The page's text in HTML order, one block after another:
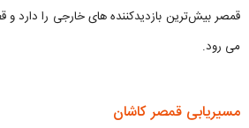
قمصر بیش‌ترین بازدیدکننده های خارجی را دارد
می رود.
مسیریابی قمصر کاشان